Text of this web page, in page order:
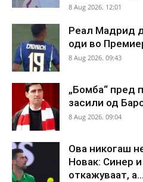
8 Aug 2026. 12:01
Реал Мадрид
оди во
8 Aug 2026. 09:43
„Бомба“ пред
засили од
8 Aug 2026. 09:04
Ова никогаш
Новак: Синер
откажуваат, а...